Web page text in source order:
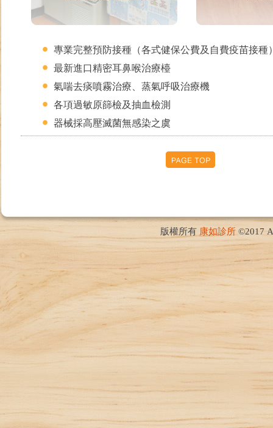
專業完整預防接種（各式健保公費及自費疫苗接種
最新進口精密耳鼻喉治療檯
氣喘去痰噴霧治療、蒸氣呼吸治療機
各項過敏原篩檢及抽血檢測
器械採高壓滅菌無感染之虞
版權所有 康如診所©2017